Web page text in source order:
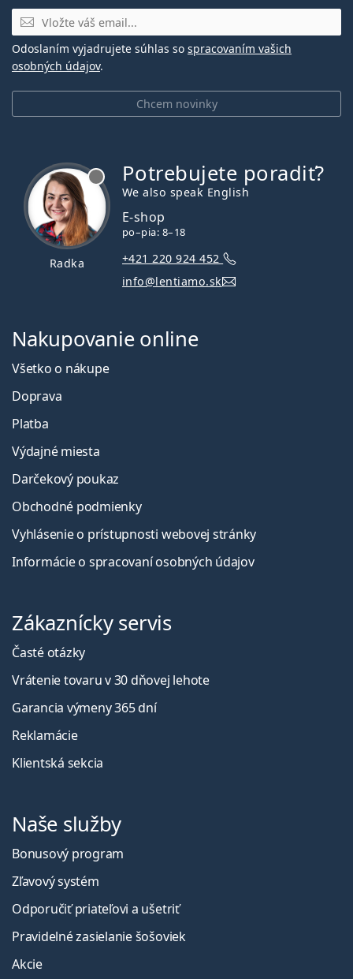
E-mail
Chcem novinky
Odoslaním vyjadrujete súhlas so spracovaním vašich
osobných údajov.
Radka
Potrebujete poradiť?
We also speak English
E-shop
po–pia: 8–18
+421 220 924 452
info@lentiamo.sk
Nakupovanie online
Všetko o nákupe
Doprava
Platba
Výdajné miesta
Darčekový poukaz
Obchodné podmienky
Vyhlásenie o prístupnosti webovej stránky
Informácie o spracovaní osobných údajov
Zákaznícky servis
Časté otázky
Vrátenie tovaru v 30 dňovej lehote
Garancia výmeny 365 dní
Reklamácie
Klientská sekcia
Naše služby
Bonusový program
Zľavový systém
Odporučiť priateľovi a ušetriť
Pravidelné zasielanie šošoviek
Akcie